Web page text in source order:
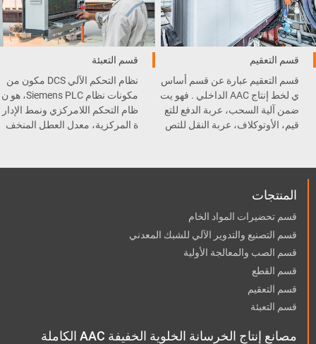
قسم التعقيم
قسم التعقيم عبارة عن قسم أساس
ي لخط إنتاج AAC الداخلي . فهو يت
ضمن آلية السحب، عربة الدفع للتع
قيم، الأوتوكلاف، عربة النقل للتص
قسم التعبئة
نظام التحكم الآلي DCS مكون من
مكونات نظام Siemens PLC، هو ن
ظام التحكم اللامركزي ونمط الإدار
ة المركزية، معدل العطل المنخف
المنتجات
قسم تحضيرات المواد الخام
قسم التصنيع والتدوير الآلي للشبك المعدني
قسم الصب والمعالجة الأولية
قسم القطع
قسم التعقيم
قسم التعبئة
مصانع إنتاج الخرسانة الخلوية الخفيفة AAC الكاملة